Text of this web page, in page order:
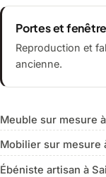
Portes et
Reproduction et
ancienne.
Meuble sur mesure
Mobilier sur mesure
Ébéniste artisan à